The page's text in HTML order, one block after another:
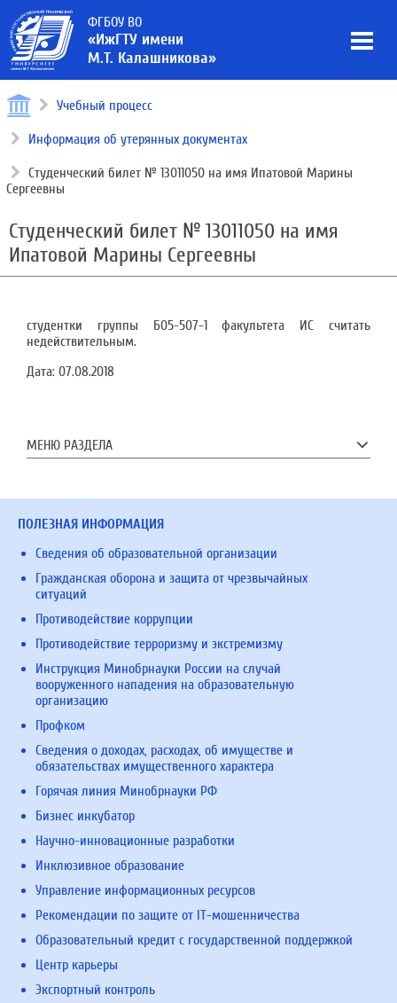
ФГБОУ ВО
«ИжГТУ имени
М.Т. Калашникова»
Учебный процесс
Информация об утерянных документах
Студенческий билет № 13011050 на имя Ипатовой Марины
Сергеевны
Студенческий билет № 13011050 на имя
Ипатовой Марины Сергеевны
студентки группы Б05-507-1 факультета ИС считать
недействительным.
Дата: 07.08.2018
МЕНЮ РАЗДЕЛА
ПОЛЕЗНАЯ ИНФОРМАЦИЯ
Сведения об образовательной организации
Гражданская оборона и защита от чрезвычайных
ситуаций
Противодействие коррупции
Противодействие терроризму и экстремизму
Инструкция Минобрнауки России на случай
вооруженного нападения на образовательную
организацию
Профком
Сведения о доходах, расходах, об имуществе и
обязательствах имущественного характера
Горячая линия Минобрнауки РФ
Бизнес инкубатор
Научно-инновационные разработки
Инклюзивное образование
Управление информационных ресурсов
Рекомендации по защите от IT-мошенничества
Образовательный кредит с государственной поддержкой
Центр карьеры
Экспортный контроль